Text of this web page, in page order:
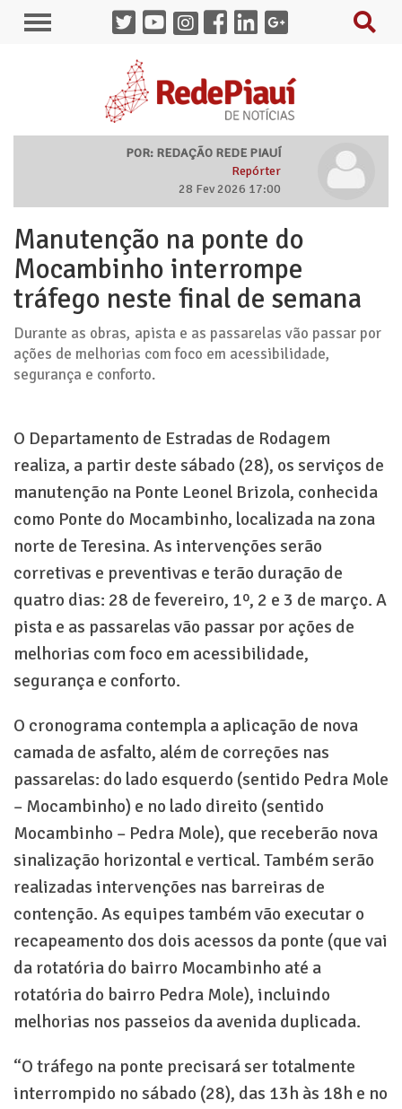
POR: REDAÇÃO REDE PIAUÍ
Repórter
28 Fev 2026 17:00
Manutenção na ponte do
Mocambinho interrompe
tráfego neste final de semana
Durante as obras, apista e as passarelas vão passar por
ações de melhorias com foco em acessibilidade,
segurança e conforto.
O Departamento de Estradas de Rodagem
realiza, a partir deste sábado (28), os serviços de
manutenção na Ponte Leonel Brizola, conhecida
como Ponte do Mocambinho, localizada na zona
norte de Teresina. As intervenções serão
corretivas e preventivas e terão duração de
quatro dias: 28 de fevereiro, 1º, 2 e 3 de março. A
pista e as passarelas vão passar por ações de
melhorias com foco em acessibilidade,
segurança e conforto.
O cronograma contempla a aplicação de nova
camada de asfalto, além de correções nas
passarelas: do lado esquerdo (sentido Pedra Mole
– Mocambinho) e no lado direito (sentido
Mocambinho – Pedra Mole), que receberão nova
sinalização horizontal e vertical. Também serão
realizadas intervenções nas barreiras de
contenção. As equipes também vão executar o
recapeamento dos dois acessos da ponte (que vai
da rotatória do bairro Mocambinho até a
rotatória do bairro Pedra Mole), incluindo
melhorias nos passeios da avenida duplicada.
“O tráfego na ponte precisará ser totalmente
interrompido no sábado (28), das 13h às 18h e no